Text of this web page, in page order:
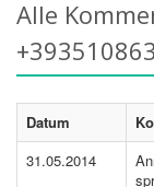
Alle
Datum
31.05.2014